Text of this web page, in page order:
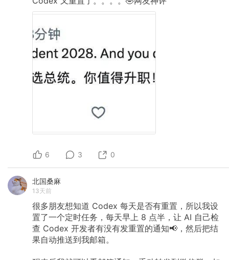
6 3 0
北国桑麻
13天前
很多朋友想知道 Codex 每天是否有重置，所以我设
置了一个定时任务，每天早上 8 点半，让 AI 自己检
查 Codex 开发者有没有发重置的通知📢，然后把结
果自动推送到我邮箱。